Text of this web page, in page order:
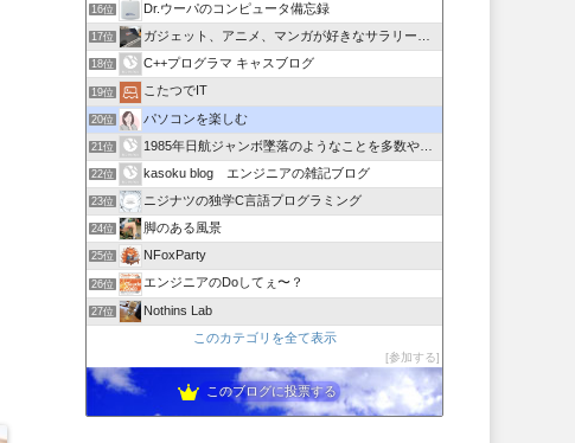
16位 Dr.ウーパのコンピュータ備忘録
17位 ガジェット、アニメ、マンガが好きなサラリーマンブログです。
18位 C++プログラマ キャスブログ
19位 こたつでIT
20位 パソコンを楽しむ
21位 1985年日航ジャンボ墜落のようなことを多数やらせるのは誰か
22位 kasoku blog エンジニアの雑記ブログ
23位 ニジナツの独学C言語プログラミング
24位 脚のある風景
25位 NFoxParty
26位 エンジニアのDoしてぇ〜？
27位
Nothins Lab
このカテゴリを全て表示
参加する
このブログに投票する